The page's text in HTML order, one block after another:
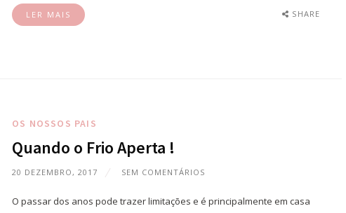
LER MAIS SHARE
OS NOSSOS PAIS
Quando o Frio Aperta !
20 DEZEMBRO, 2017 SEM COMENTÁRIOS
O passar dos anos pode trazer limitações e é principalmente em casa